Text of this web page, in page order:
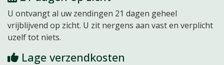
U ontvangt al uw zendingen 21 dagen geheel
vrijblijvend op zicht. U zit nergens aan vast en verplicht
uzelf tot niets.
Lage verzendkosten